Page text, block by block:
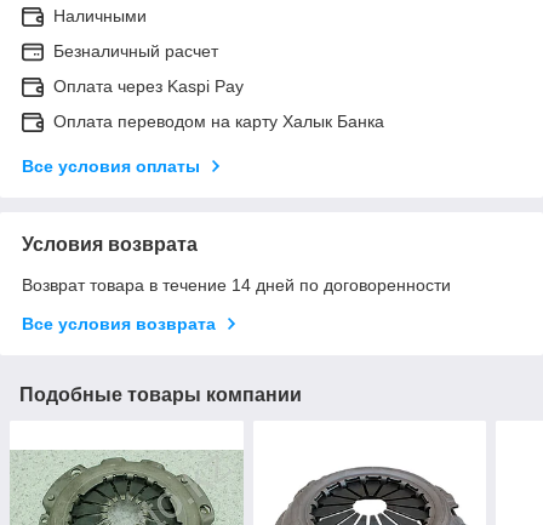
Наличными
Безналичный расчет
Оплата через Kaspi Pay
Оплата переводом на карту Халык Банка
Все условия оплаты
Условия возврата
Возврат товара в течение 14 дней по договоренности
Все условия возврата
Подобные товары компании